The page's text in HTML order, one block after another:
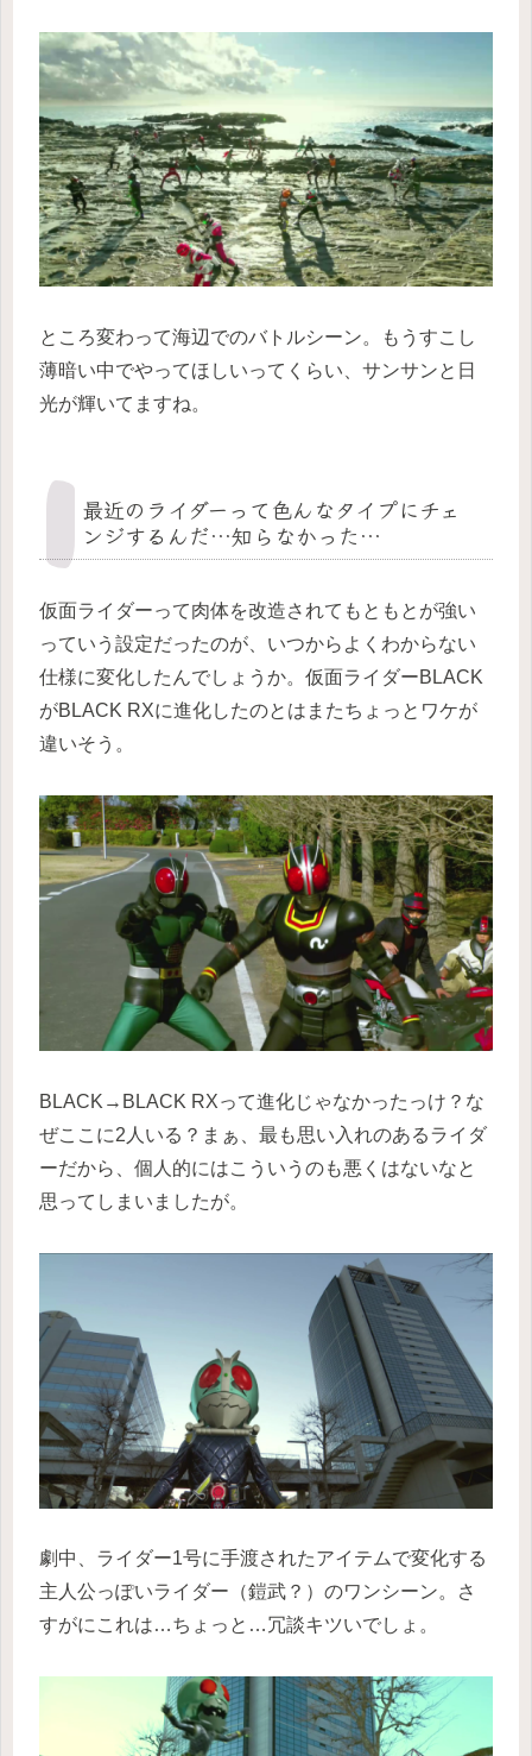
ところ変わって海辺でのバトルシーン。もうすこし
薄暗い中でやってほしいってくらい、サンサンと日
光が輝いてますね。
最近のライダーって色んなタイプにチェ
ンジするんだ…知らなかった…
仮面ライダーって肉体を改造されてもともとが強い
っていう設定だったのが、いつからよくわからない
仕様に変化したんでしょうか。仮面ライダーBLACK
がBLACK RXに進化したのとはまたちょっとワケが
違いそう。
BLACK→BLACK RXって進化じゃなかったっけ？な
ぜここに2人いる？まぁ、最も思い入れのあるライダ
ーだから、個人的にはこういうのも悪くはないなと
思ってしまいましたが。
劇中、ライダー1号に手渡されたアイテムで変化する
主人公っぽいライダー（鎧武？）のワンシーン。さ
すがにこれは…ちょっと…冗談キツいでしょ。